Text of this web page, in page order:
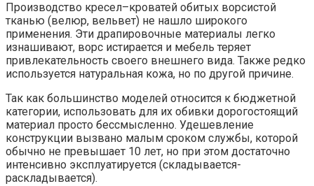
Производство кресел–кроватей обитых ворсистой
тканью (велюр, вельвет) не нашло широкого
применения. Эти драпировочные материалы легко
изнашивают, ворс истирается и мебель теряет
привлекательность своего внешнего вида. Также редко
используется натуральная кожа, но по другой причине.
Так как большинство моделей относится к бюджетной
категории, использовать для их обивки дорогостоящий
материал просто бессмысленно. Удешевление
конструкции вызвано малым сроком службы, которой
обычно не превышает 10 лет, но при этом достаточно
интенсивно эксплуатируется (складывается-
раскладывается).